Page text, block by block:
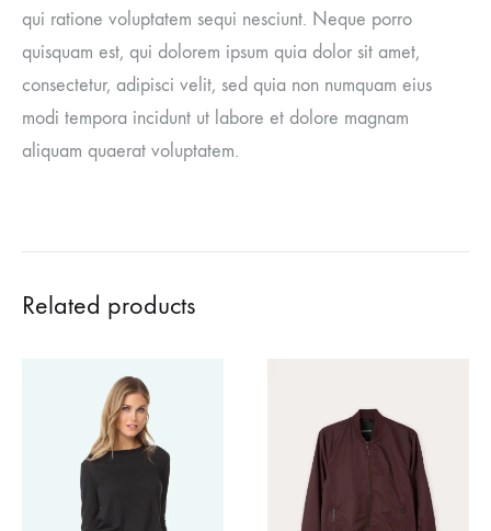
qui ratione voluptatem sequi nesciunt. Neque porro
quisquam est, qui dolorem ipsum quia dolor sit amet,
consectetur, adipisci velit, sed quia non numquam eius
modi tempora incidunt ut labore et dolore magnam
aliquam quaerat voluptatem.
Related products